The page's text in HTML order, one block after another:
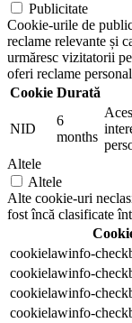
Publicitate
Cookie-urile de
reclame relevante și
urmăresc vizitatorii
oferi reclame
Cookie Durată
NID
6
months
Altele
Altele
Alte cookie-uri
fost încă clasificate
cookielawinfo-
cookielawinfo-
cookielawinfo-
cookielawinfo-